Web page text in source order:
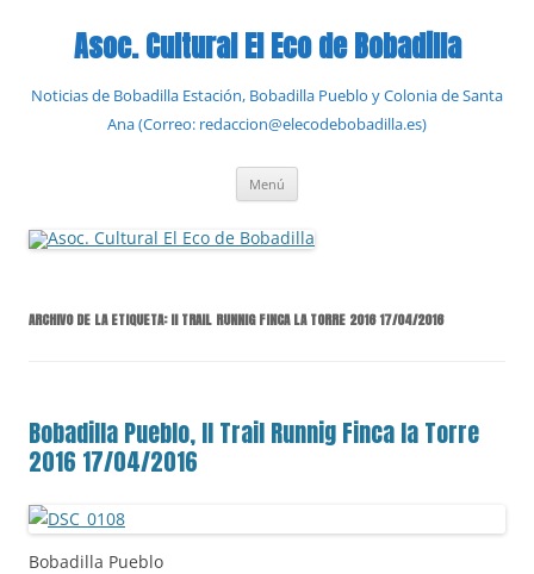
contenidoAsoc. Cultural El Eco de Bobadilla
Noticias de Bobadilla Estación, Bobadilla Pueblo y Colonia de Santa
Ana (Correo: redaccion@elecodebobadilla.es)
Menú
ARCHIVO DE LA ETIQUETA:II TRAIL RUNNIG FINCA LA TORRE 2016 17/04/2016
Bobadilla Pueblo, II Trail Runnig Finca la Torre
2016 17/04/2016
Bobadilla Pueblo